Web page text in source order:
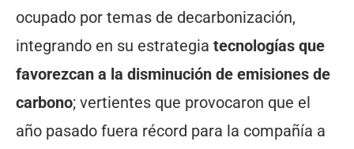
ocupado por temas de decarbonización,
integrando en su estrategia tecnologías que
favorezcan a la disminución de emisiones de
carbono; vertientes que provocaron que el
año pasado fuera récord para la compañía a